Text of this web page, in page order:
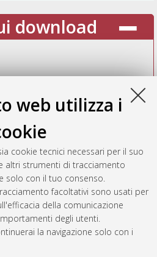
web utilizza i
cookie tecnici necessari per il suo
altri strumenti di tracciamento
solo con il tuo consenso.
facoltativi sono usati per
della comunicazione
degli utenti.
la navigazione solo con i
download
statistiche
documento: